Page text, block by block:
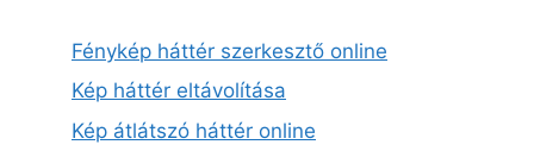
Fénykép háttér szerkesztő online
Kép háttér eltávolítása
Kép átlátszó háttér online